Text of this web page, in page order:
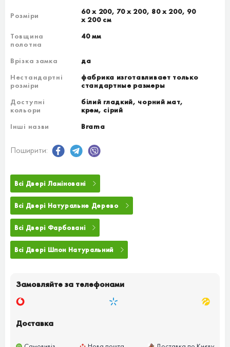
Розміри
60 х 200, 70 х 200, 80 х 200, 90
х 200 см
Товщина
полотна
40 мм
Врізка замка
да
Нестандартні
розміри
фабрика изготавливает только
стандартные размеры
Доступні
кольори
білий гладкий, чорний мат,
крем, сірий
Інші назви
Brama
Поширити:
Всі Двері Ламіновані
Всі Двері Натуральне Дерево
Всі Двері Фарбовані
Всі Двері Шпон Натуральний
Замовляйте за телефонами
Доставка